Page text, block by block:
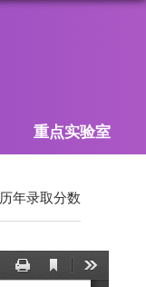
重点实验室
历年录取分数